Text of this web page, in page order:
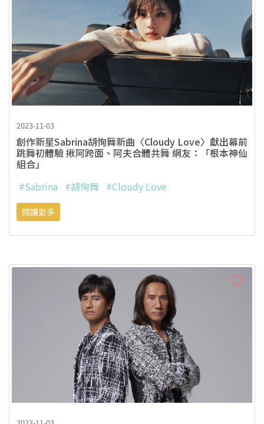
2023-11-03
創作新星Sabrina胡恂舞新曲〈Cloudy Love〉獻出幕前
跳舞初體驗 揪阿跨面、阿夫合體共舞 網友：「根本神仙
組合」
#Sabrina #胡恂舞 #Cloudy Love
閱讀更多